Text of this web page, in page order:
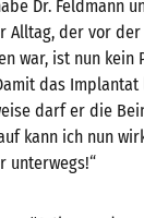
Dr. Feldmann
Alltag, der vor
war, ist nun
das
darf er die
kann ich nun
unterwegs!“